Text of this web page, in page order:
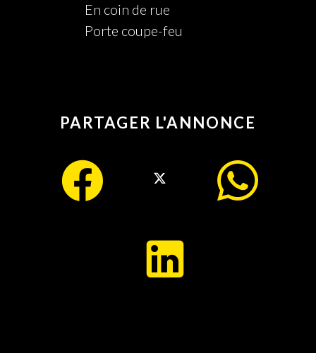
En coin de rue
Porte coupe-feu
PARTAGER L'ANNONCE